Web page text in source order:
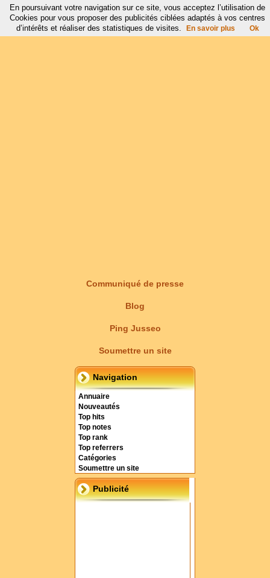
Communiqué de presse
Blog
Ping Jusseo
Soumettre un site
Navigation
Annuaire
Nouveautés
Top hits
Top notes
Top rank
Top referrers
Catégories
Soumettre un site
Publicité
En poursuivant votre navigation sur ce site, vous acceptez l’utilisation de
Cookies pour vous proposer des publicités ciblées adaptés à vos centres
d’intérêts et réaliser des statistiques de visites.
En savoir plus Ok